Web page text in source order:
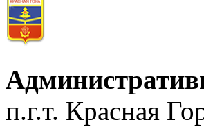
п.г.т. Красная